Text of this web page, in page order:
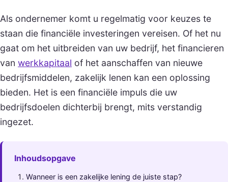
Als ondernemer komt u regelmatig voor keuzes te
staan die financiële investeringen vereisen. Of het nu
gaat om het uitbreiden van uw bedrijf, het financieren
van werkkapitaal of het aanschaffen van nieuwe
bedrijfsmiddelen, zakelijk lenen kan een oplossing
bieden. Het is een financiële impuls die uw
bedrijfsdoelen dichterbij brengt, mits verstandig
ingezet.
Inhoudsopgave
Wanneer is een zakelijke lening de juiste stap?